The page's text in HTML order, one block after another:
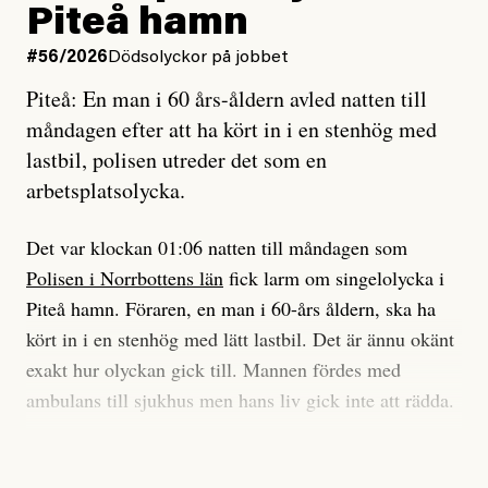
Vad är bra journalistik?
Ett försök till korta svar som jag hoppas kan förtydliga
för Kuhn och Sassarinis-McGowan och andra hur jag
som chefredaktör ser på Dagens ETC:s uppdrag och
roll.
Vi skriver för våra läsare som vill bli informerade,
överraskade, bekräftade, utmanade – och som kräver
att vi granskar allt och alla.
Vi är som sagt en röd, grön och oberoende tidning.
Det betyder en annan journalistik än vad du hittar i
och lade min sista ungdom
på att laga en gammal bod.
Jag sökte ljuset och meningen,
efter det som var rent, rätt och sant,
och aldrig såg jag det klarare än
när jag ombord på bussen hjälpte en tant.
#23/2026Intervjun
Jesper Lundby: ”Livet i sig
är ganska politiskt”
Piteå hamn
#56/2026 Dödsolyckor på jobbet
Piteå: En man i 60 års-åldern avled natten till
måndagen efter att ha kört in i en stenhög med
lastbil, polisen utreder det som en
arbetsplatsolycka.
Det var klockan 01:06 natten till måndagen som
Polisen i Norrbottens län fick larm om singelolycka i
Piteå hamn. Föraren, en man i 60-års åldern, ska ha
kört in i en stenhög med lätt lastbil. Det är ännu okänt
exakt hur olyckan gick till. Mannen fördes med
ambulans till sjukhus men hans liv gick inte att rädda.